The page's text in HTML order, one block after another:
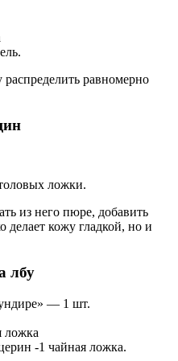
равномерно
ложки.
из него пюре, добавить
делает кожу гладкой, но и
лбу
— 1 шт.
ложка
-1 чайная ложка.